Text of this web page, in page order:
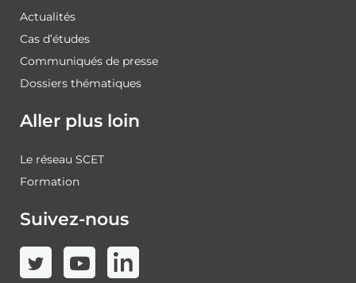
Actualités
Cas d’études
Communiqués de presse
Dossiers thématiques
Aller plus loin
Le réseau SCET
Formation
Suivez-nous